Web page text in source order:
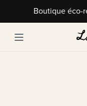
Boutique éco-